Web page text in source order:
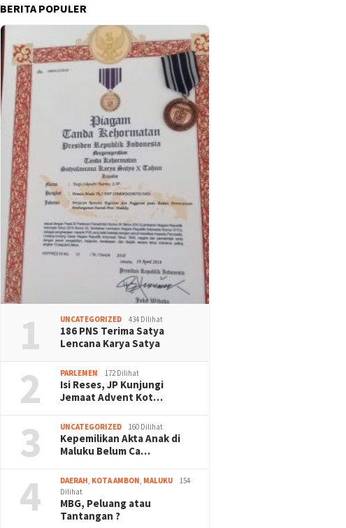
BERITA POPULER
1 UNCATEGORIZED 434 Dilihat
186 PNS Terima Satya
Lencana Karya Satya
2 PARLEMEN 172 Dilihat
Isi Reses, JP Kunjungi
Jemaat Advent Kot…
3 UNCATEGORIZED 160 Dilihat
Kepemilikan Akta Anak di
Maluku Belum Ca…
4 DAERAH, KOTA AMBON, MALUKU
154
Dilihat
MBG, Peluang atau
Tantangan ?